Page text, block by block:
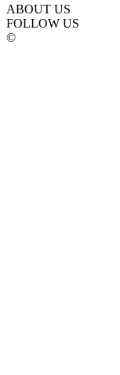
ABOUT US
FOLLOW US
©